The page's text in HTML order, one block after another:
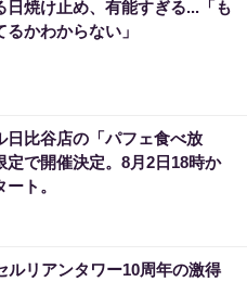
日焼け止め、有能すぎる...「も
かわからない」
日比谷店の「パフェ食べ放
定で開催決定。8月2日18時か
ト。
リアンタワー10周年の激得